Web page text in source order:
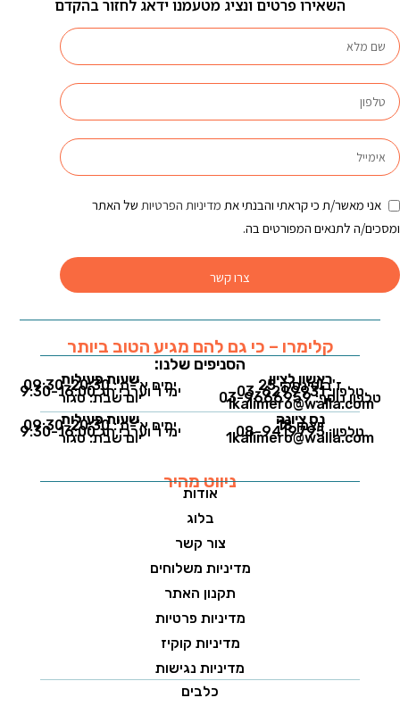
השאירו פרטים ונציג מטעמנו ידאג לחזור בהקדם
אני מאשר/ת כי קראתי והבנתי את מדיניות הפרטיות של האתר
ומסכים/ה לתנאים המפורטים בה.
צרו קשר
קלימרו – כי גם להם מגיע הטוב ביותר
הסניפים שלנו:
ראשון לציון
ז'בוטינסקי 25טלפון: 03-6299931
טלפון נוסף: 03-9666959
1kalimero@walla.com
שעות פעילותימים א'-ה': 09:30-20:30
ימי ו' וערבי חג 9:30-16:00
יום שבת: סגור
נס ציונה
ויצמן 18טלפון: 08-9419795
1kalimero@walla.com
שעות פעילותימים א'-ה': 09:30-20:30
ימי ו' וערבי חג 9:30-16:00
יום שבת: סגור
ניווט מהיר
אודות
בלוג
צור קשר
מדיניות משלוחים
תקנון האתר
מדיניות פרטיות
מדיניות קוקיז
מדיניות נגישות
כלבים